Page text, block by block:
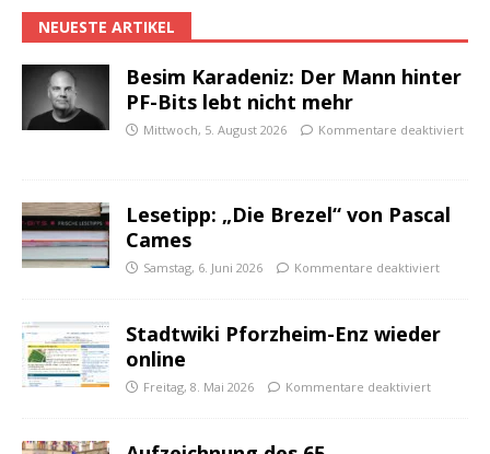
NEUESTE ARTIKEL
Besim Karadeniz: Der Mann hinter
PF-Bits lebt nicht mehr
Mittwoch, 5. August 2026 Kommentare deaktiviert
Lesetipp: „Die Brezel“ von Pascal
Cames
Samstag, 6. Juni 2026 Kommentare deaktiviert
Stadtwiki Pforzheim-Enz wieder
online
Freitag, 8. Mai 2026 Kommentare deaktiviert